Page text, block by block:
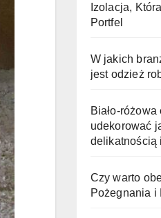
Izolacja,
Portfel
W jakich
jest odzież
Biało-
udekorować
delikatnością
Czy warto
Pożegnania i